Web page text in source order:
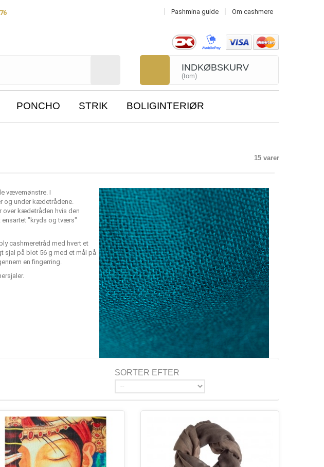
Pashmina guide Om cashmere
INDKØBSKURV
(tom)
PONCHO STRIK BOLIGINTERIØR
15 varer
vævemønstre. I
og under kædetrådene.
over kædetråden hvis den
ensartet "kryds og tværs"
cashmeretråd med hvert et
sjal på blot 56 g med et mål på
en fingerring.
SORTER EFTER